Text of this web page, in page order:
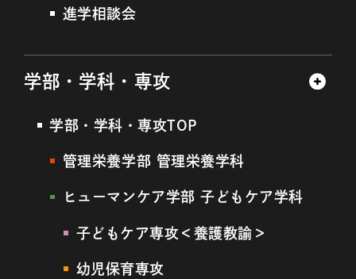
進学相談会
学部・学科・専攻
学部・学科・専攻TOP
管理栄養学部 管理栄養学科
ヒューマンケア学部 子どもケア学科
子どもケア専攻＜養護教諭＞
幼児保育専攻